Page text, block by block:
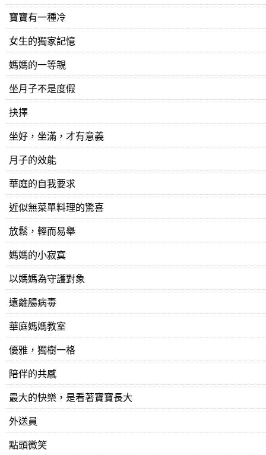
寶寶有一種冷
女生的獨家記憶
媽媽的一等親
坐月子不是度假
抉擇
坐好，坐滿，才有意義
月子的效能
華庭的自我要求
近似無菜單料理的驚喜
放鬆，輕而易舉
媽媽的小寂寞
以媽媽為守護對象
遠離腸病毒
​華庭媽媽教室
優雅，獨樹一格
陪伴的共感
最大的快樂，是看著寶寶長大
外送員
點頭微笑